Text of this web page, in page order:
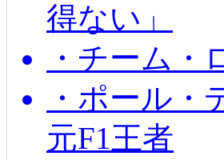
得ない」
・チーム・
・ポール
元F1王者